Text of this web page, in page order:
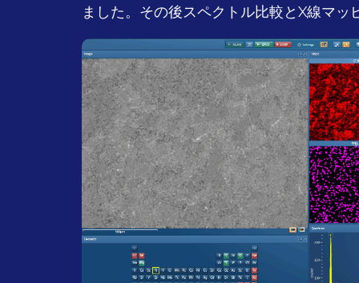
ました。その後スペクトル比較とX線マ